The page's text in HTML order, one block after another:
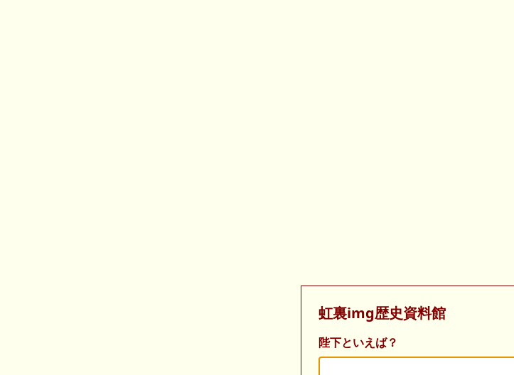
虹裏img歴史資料館
陛下といえば？